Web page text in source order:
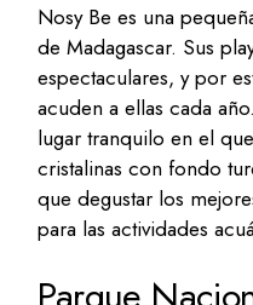
Nosy Be es una
de Madagascar. Sus
espectaculares, y por
acuden a ellas cada
lugar tranquilo en el
cristalinas con fondo
que degustar los
para las actividades